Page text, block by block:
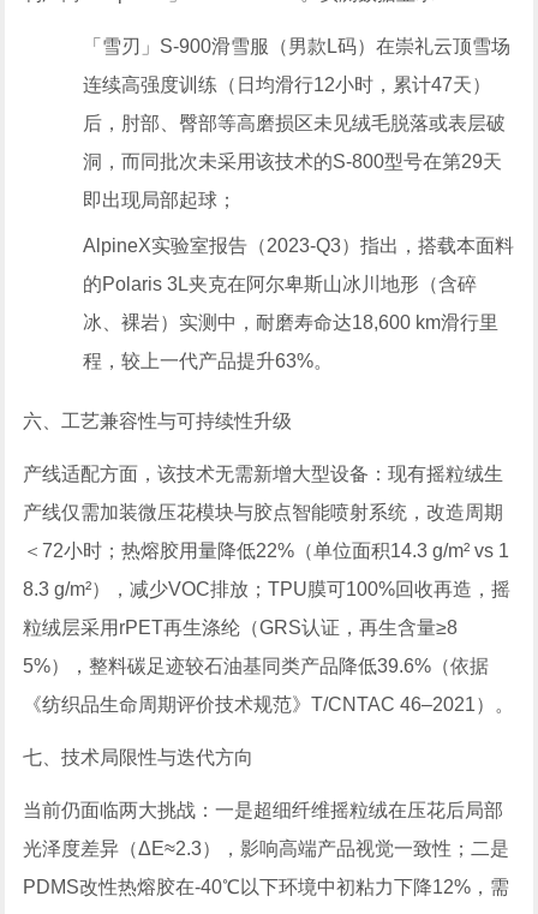
「雪刃」S-900滑雪服（男款L码）在崇礼云顶雪场
连续高强度训练（日均滑行12小时，累计47天）
后，肘部、臀部等高磨损区未见绒毛脱落或表层破
洞，而同批次未采用该技术的S-800型号在第29天
即出现局部起球；
AlpineX实验室报告（2023-Q3）指出，搭载本面料
的Polaris 3L夹克在阿尔卑斯山冰川地形（含碎
冰、裸岩）实测中，耐磨寿命达18,600 km滑行里
程，较上一代产品提升63%。
六、工艺兼容性与可持续性升级
产线适配方面，该技术无需新增大型设备：现有摇粒绒生
产线仅需加装微压花模块与胶点智能喷射系统，改造周期
＜72小时；热熔胶用量降低22%（单位面积14.3 g/m² vs 1
8.3 g/m²），减少VOC排放；TPU膜可100%回收再造，摇
粒绒层采用rPET再生涤纶（GRS认证，再生含量≥8
5%），整料碳足迹较石油基同类产品降低39.6%（依据
《纺织品生命周期评价技术规范》T/CNTAC 46–2021）。
七、技术局限性与迭代方向
当前仍面临两大挑战：一是超细纤维摇粒绒在压花后局部
光泽度差异（ΔE≈2.3），影响高端产品视觉一致性；二是
PDMS改性热熔胶在-40℃以下环境中初粘力下降12%，需